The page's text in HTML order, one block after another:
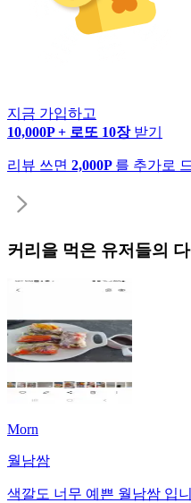
지금 가입하고
10,000P + 로또 10장 받기
리뷰 쓰면 2,000P 를 추가로
커리 을 먹은 유저들의
Morn
월남쌈
색깔도 너무 예쁜 월남쌈 입